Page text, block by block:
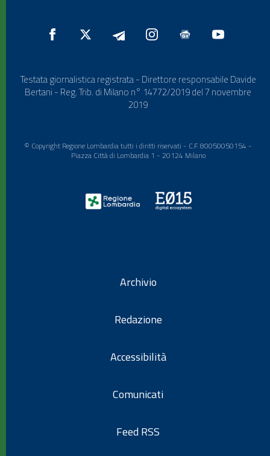
Testata giornalistica registrata - Direttore responsabile Davide
Bertani - Reg. Trib. di Milano n° 14772/2019 del 7 novembre
2019
© Copyright Regione Lombardia tutti i diritti riservati - C.F. 80050050154 -
Piazza Città di Lombardia 1 - 20124 Milano
Archivio
Redazione
Accessibilità
Comunicati
Feed RSS